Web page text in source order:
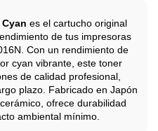
es el cartucho original
de tus impresoras
Con un rendimiento de
cyan vibrante, este toner
de calidad profesional,
plazo. Fabricado en Japón
ofrece durabilidad
ambiental mínimo.